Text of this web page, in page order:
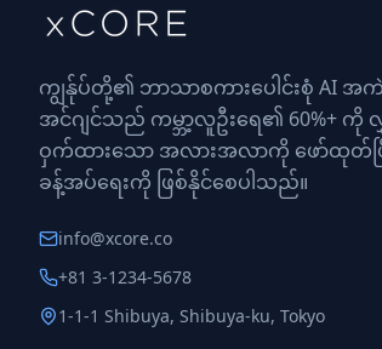
ကျွန်ုပ်တို့၏ ဘာသာစကားပေါင်းစုံ AI အ
အင်ဂျင်သည် ကမ္ဘာ့လူဦးရေ၏ 60%+ ကို
ဝှက်ထားသော အလားအလာကို ဖော်ထုတ်ပ
ခန့်အပ်ရေးကို ဖြစ်နိုင်စေပါသည်။
info@xcore.co
+81 3-1234-5678
1-1-1 Shibuya, Shibuya-ku, Tokyo